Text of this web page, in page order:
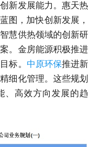
新发展能力。惠天热
图，加快创新发展，
慧供热领域的创新研
。金房能源积极推进
标。 中原环保推进新
细化管理。这些规划
、高效方向发展的趋